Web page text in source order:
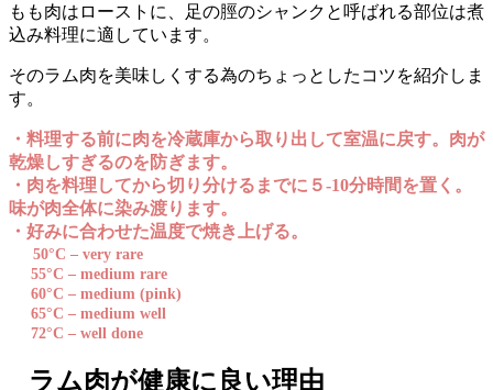
もも肉はローストに、足の脛のシャンクと呼ばれる部位は煮
込み料理に適しています。
そのラム肉を美味しくする為のちょっとしたコツを紹介しま
す。
・料理する前に肉を冷蔵庫から取り出して室温に戻す。肉が
乾燥しすぎるのを防ぎます。
・肉を料理してから切り分けるまでに５-10分時間を置く。
味が肉全体に染み渡ります。
・好みに合わせた温度で焼き上げる。
50°C – very rare
55°C – medium rare
60°C – medium (pink)
65°C – medium well
72°C – well done
ラム肉が健康に良い理由